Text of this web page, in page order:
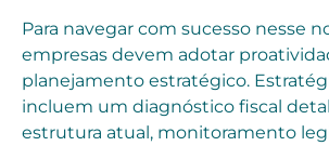
Para navegar com sucesso nesse
empresas devem adotar
planejamento estratégico.
incluem um diagnóstico fiscal
estrutura atual, monitoramento